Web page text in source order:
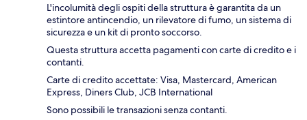
L'incolumità degli ospiti della struttura è garantita da un
estintore antincendio, un rilevatore di fumo, un sistema di
sicurezza e un kit di pronto soccorso.
Questa struttura accetta pagamenti con carte di credito e i
contanti.
Carte di credito accettate: Visa, Mastercard, American
Express, Diners Club, JCB International
Sono possibili le transazioni senza contanti.